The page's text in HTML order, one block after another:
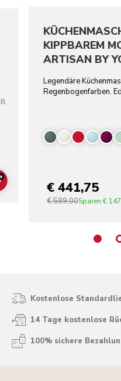
ADD TO CART
KIPPBAREM
ARTISAN BY
Legendäre
Regenbogenfarben.
€ 441,75
€ 589,00Sparen €
Kostenlose
14 Tage kostenlose
100% sichere